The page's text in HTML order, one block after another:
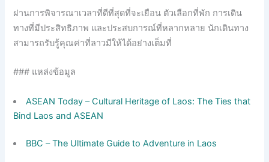
ผ่านการพิจารณาเวลาที่ดีที่สุดที่จะเยือน ตัวเลือกที่พัก การเดิน
ทางที่มีประสิทธิภาพ และประสบการณ์ที่หลากหลาย นักเดินทาง
สามารถรับรู้คุณค่าที่ลาวมีให้ได้อย่างเต็มที่
### แหล่งข้อมูล
ASEAN Today – Cultural Heritage of Laos: The Ties that
Bind Laos and ASEAN
BBC – The Ultimate Guide to Adventure in Laos